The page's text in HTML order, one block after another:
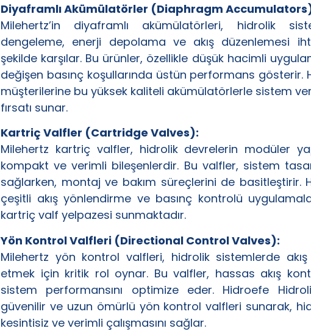
Diyaframlı Akümülatörler (Diaphragm
Milehertz’in diyaframlı akümülatörleri, hidrolik
dengeleme, enerji depolama ve akış düzenlemesi
şekilde karşılar. Bu ürünler, özellikle düşük hacimli
değişen basınç koşullarında üstün performans gösterir.
müşterilerine bu yüksek kaliteli akümülatörlerle sistem
fırsatı sunar.
Kartriç Valfler (Cartridge Valves):
Milehertz kartriç valfler, hidrolik devrelerin modüler
kompakt ve verimli bileşenlerdir. Bu valfler, sistem
sağlarken, montaj ve bakım süreçlerini de basitleştirir.
çeşitli akış yönlendirme ve basınç kontrolü
kartriç valf yelpazesi sunmaktadır.
Yön Kontrol Valfleri (Directional Control Valves):
Milehertz yön kontrol valfleri, hidrolik sistemlerde
etmek için kritik rol oynar. Bu valfler, hassas akış
sistem performansını optimize eder. Hidroefe
güvenilir ve uzun ömürlü yön kontrol valfleri sunarak,
kesintisiz ve verimli çalışmasını sağlar.